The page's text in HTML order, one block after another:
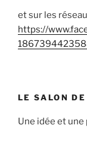
et sur les
https://
LE SALON
Une idée et